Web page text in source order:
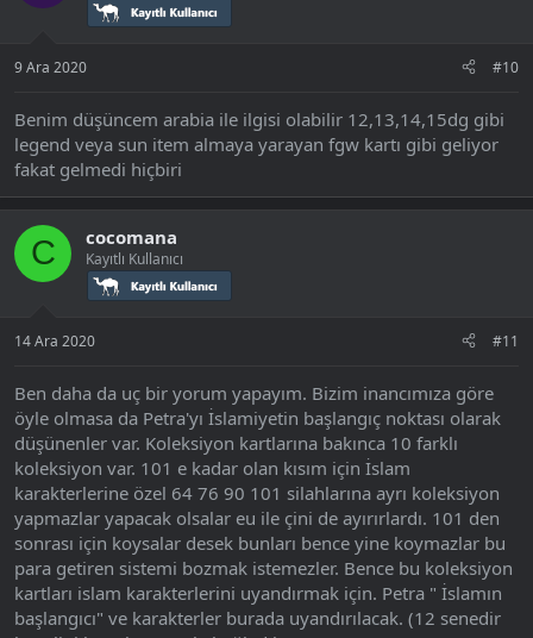
9 Ara 2020 #10
Benim düşüncem arabia ile ilgisi olabilir 12,13,14,15dg gibi
legend veya sun item almaya yarayan fgw kartı gibi geliyor
fakat gelmedi hiçbiri
C cocomana
Kayıtlı Kullanıcı
14 Ara 2020 #11
Ben daha da uç bir yorum yapayım. Bizim inancımıza göre
öyle olmasa da Petra'yı İslamiyetin başlangıç noktası olarak
düşünenler var. Koleksiyon kartlarına bakınca 10 farklı
koleksiyon var. 101 e kadar olan kısım için İslam
karakterlerine özel 64 76 90 101 silahlarına ayrı koleksiyon
yapmazlar yapacak olsalar eu ile çini de ayırırlardı. 101 den
sonrası için koysalar desek bunları bence yine koymazlar bu
para getiren sistemi bozmak istemezler. Bence bu koleksiyon
kartları islam karakterlerini uyandırmak için. Petra " İslamın
başlangıcı" ve karakterler burada uyandırılacak. (12 senedir